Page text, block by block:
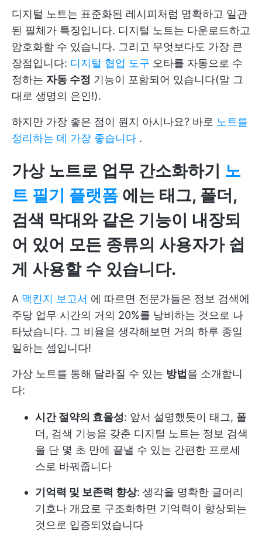
디지털 노트는 표준화된 레시피처럼 명확하고 일관
된 필체가 특징입니다. 디지털 노트는 다운로드하고
암호화할 수 있습니다. 그리고 무엇보다도 가장 큰
장점입니다: 디지털 협업 도구 오타를 자동으로 수
정하는 자동 수정 기능이 포함되어 있습니다(말 그
대로 생명의 은인!).
하지만 가장 좋은 점이 뭔지 아시나요? 바로 노트를
정리하는 데 가장 좋습니다 .
가상 노트로 업무 간소화하기 노
트 필기 플랫폼 에는 태그, 폴더,
검색 막대와 같은 기능이 내장되
어 있어 모든 종류의 사용자가 쉽
게 사용할 수 있습니다.
A 맥킨지 보고서 에 따르면 전문가들은 정보 검색에
주당 업무 시간의 거의 20%를 낭비하는 것으로 나
타났습니다. 그 비율을 생각해보면 거의 하루 종일
일하는 셈입니다!
가상 노트를 통해 달라질 수 있는 방법 을 소개합니
다:
시간 절약의 효율성: 앞서 설명했듯이 태그, 폴
더, 검색 기능을 갖춘 디지털 노트는 정보 검색
을 단 몇 초 만에 끝낼 수 있는 간편한 프로세
스로 바꿔줍니다
기억력 및 보존력 향상: 생각을 명확한 글머리
기호나 개요로 구조화하면 기억력이 향상되는
것으로 입증되었습니다